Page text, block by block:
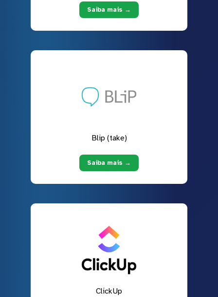
Saiba mais →
Blip (take)
Saiba mais →
ClickUp